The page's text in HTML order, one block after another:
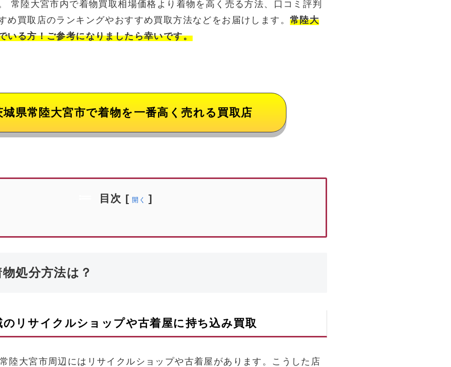
常陸大宮市内で着物買取相場価格より着物を高く売る方法、口コミ評判
め買取店のランキングやおすすめ買取方法などをお届けします。 常陸大
いる方！ご参考になりましたら幸いです。
城県常陸大宮市で着物を一番高く売れる買取店
目次 [ 開く ]
処分方法は？
のリサイクルショップや古着屋に持ち込み買取
常陸大宮市周辺にはリサイクルショップや古着屋があります。こうした店